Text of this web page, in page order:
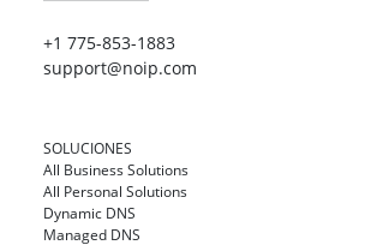
+1 775-853-1883
support@noip.com
SOLUCIONES
All Business Solutions
All Personal Solutions
Dynamic DNS
Managed DNS